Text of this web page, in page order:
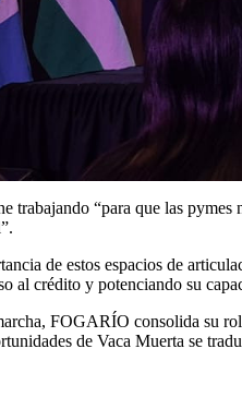
trabajando “para que las
de estos espacios de
al crédito y potenciando su
FOGARÍO consolida su
de Vaca Muerta se